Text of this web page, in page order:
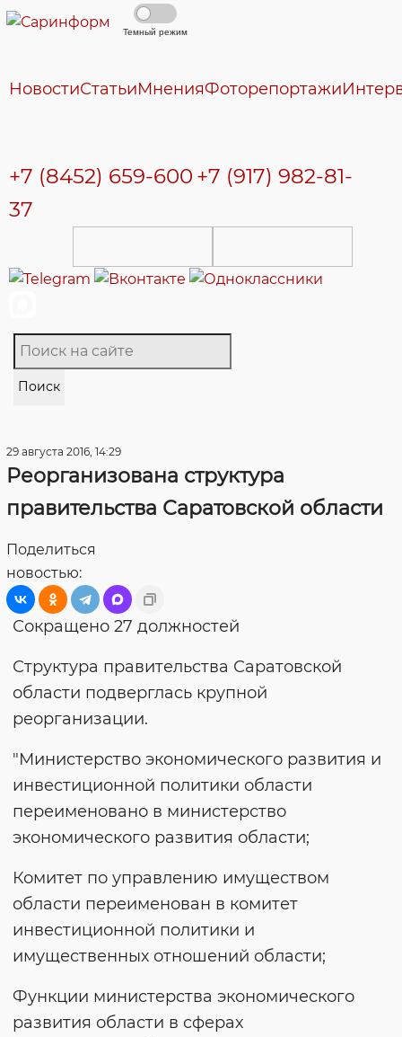
Темный режим
НовостиСтатьиМненияФоторепортажи
+7 (8452) 659-600 +7 (917) 982-81-
37
Поиск
29 августа 2016, 14:29
Реорганизована структура
правительства Саратовской области
Поделиться
новостью:
Сокращено 27 должностей
Структура правительства Саратовской
области подверглась крупной
реорганизации.
"Министерство экономического развития и
инвестиционной политики области
переименовано в министерство
экономического развития области;
Комитет по управлению имуществом
области переименован в комитет
инвестиционной политики и
имущественных отношений области;
Функции министерства экономического
развития области в сферах